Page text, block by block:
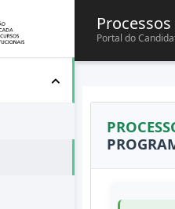
Portal do